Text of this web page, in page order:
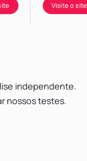
Visite o site
independente.
nossos testes.